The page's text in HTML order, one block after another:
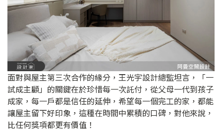
面對與屋主第三次合作的緣分，王光宇設計總監坦言，「一
試成主顧」的關鍵在於珍惜每一次託付，從父母一代到孩子
成家，每一戶都是信任的延伸，希望每一個完工的家，都能
讓屋主留下好印象，這種在時間中累積的口碑，對他來說，
比任何獎項都更有價值！